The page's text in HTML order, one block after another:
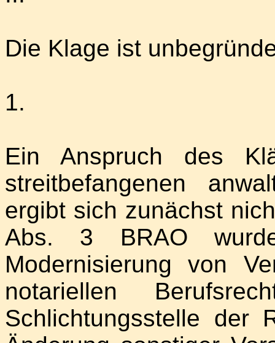
Die Klage ist
1.
Ein Anspruch des
streitbefangenen
ergibt sich zunächst
Abs. 3 BRAO
Modernisierung von
notariellen
Schlichtungsstelle der